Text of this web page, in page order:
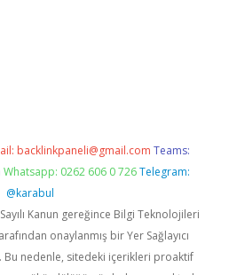
backlinkpaneli@gmail.com Teams:
Whatsapp: 0262 606 0 726 Telegram:
@karabul
Kanun gereğince Bilgi Teknolojileri
onaylanmış bir Yer Sağlayıcı
nedenle, sitedeki içerikleri proaktif